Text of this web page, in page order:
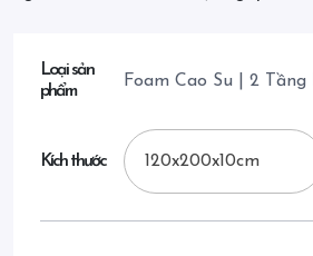
Loại sản
phẩm
Foam Cao Su | 2
Kích thước